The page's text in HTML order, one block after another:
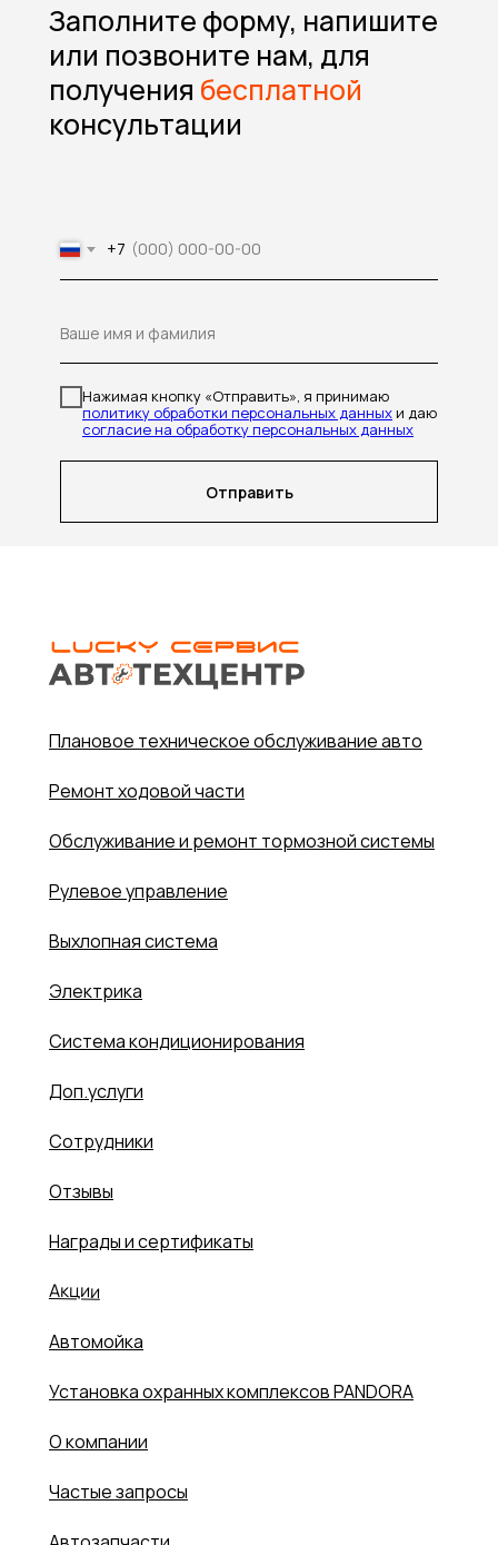
Заполните форму, напишите
или позвоните нам, для
получения бесплатной
консультации
+7
Ваше имя и фамилия
Нажимая кнопку «Отправить», я принимаю
политику обработки персональных данных и даю
согласие на обработку персональных данных
Отправить
Плановое техническое обслуживание авто
Ремонт ходовой части
Обслуживание и ремонт тормозной системы
Рулевое управление
Выхлопная система
Электрика
Система кондиционирования
Доп.услуги
О компании
Частые запросы
Награды и сертификаты
Сотрудники
Отзывы
Акции
Автомойка
Установка охранных комплексов PANDORA